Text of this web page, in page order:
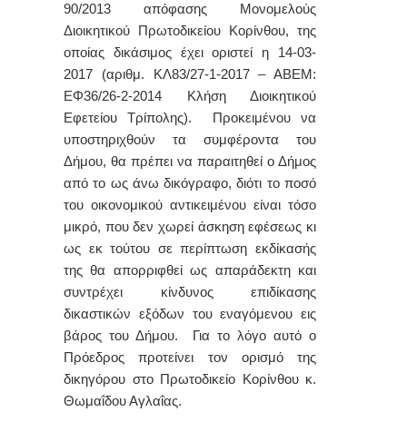
90/2013 απόφασης Μονομελούς
Διοικητικού Πρωτοδικείου Κορίνθου, της
οποίας δικάσιμος έχει οριστεί η 14-03-
2017 (αριθμ. ΚΛ83/27-1-2017 – ΑΒΕΜ:
ΕΦ36/26-2-2014 Κλήση Διοικητικού
Εφετείου Τρίπολης). Προκειμένου να
υποστηριχθούν τα συμφέροντα του
Δήμου, θα πρέπει να παραιτηθεί ο Δήμος
από το ως άνω δικόγραφο, διότι το ποσό
του οικονομικού αντικειμένου είναι τόσο
μικρό, που δεν χωρεί άσκηση εφέσεως κι
ως εκ τούτου σε περίπτωση εκδίκασής
της θα απορριφθεί ως απαράδεκτη και
συντρέχει κίνδυνος επιδίκασης
δικαστικών εξόδων του εναγόμενου εις
βάρος του Δήμου. Για το λόγο αυτό ο
Πρόεδρος προτείνει τον ορισμό της
δικηγόρου στο Πρωτοδικείο Κορίνθου κ.
Θωμαΐδου Αγλαΐας.